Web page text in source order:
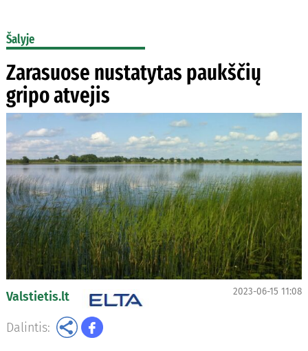
Šalyje
Zarasuose nustatytas paukščių
gripo atvejis
Valstietis.lt 2023-06-15 11:08
Dalintis: